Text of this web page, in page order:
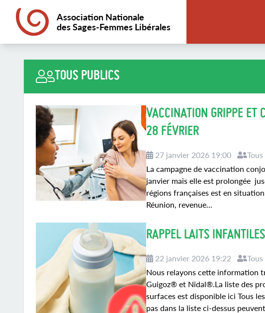
Association Nationale
des Sages-Femmes Libérales
TOUS PUBLICS
VACCINATION GRIPPE ET
28 FÉVRIER
27 janvier 2026 19:00
La campagne de vaccination
janvier mais elle est prolongée
régions françaises est en
Réunion, revenue...
RAPPEL LAITS
22 janvier 2026 19:22
Nous relayons cette information
Guigoz® et Nidal®.La liste des
surfaces est disponible ici Tous
pas dans la liste ci-dessus